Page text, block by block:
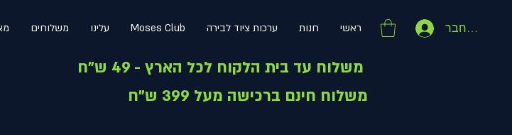
ראשי חנות ערכות ציוד לבירה Moses Club עלינו משלוחים התחבר